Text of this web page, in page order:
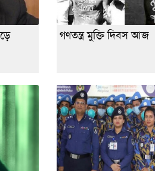
গণতন্ত্র মুক্তি দিবস আজ